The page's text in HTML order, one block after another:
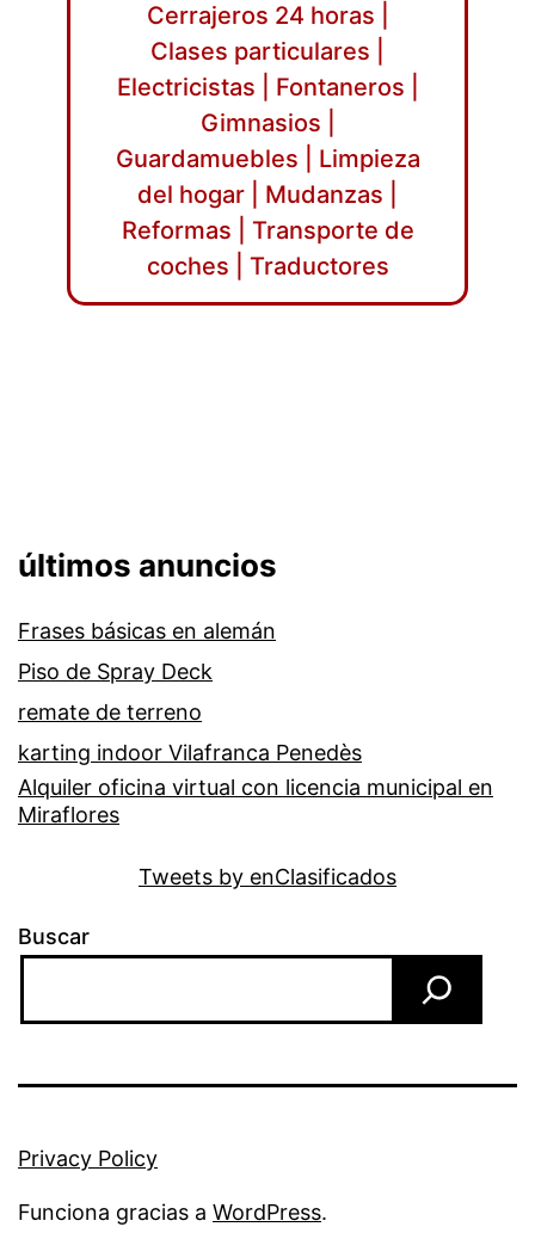
Cerrajeros 24 horas |
Clases particulares |
Electricistas | Fontaneros |
Gimnasios |
Guardamuebles | Limpieza
del hogar | Mudanzas |
Reformas | Transporte de
coches | Traductores
últimos anuncios
Frases básicas en alemán
Piso de Spray Deck
remate de terreno
karting indoor Vilafranca Penedès
Alquiler oficina virtual con licencia municipal en
Miraflores
Tweets by enClasificados
Buscar
Privacy Policy
Funciona gracias a WordPress.